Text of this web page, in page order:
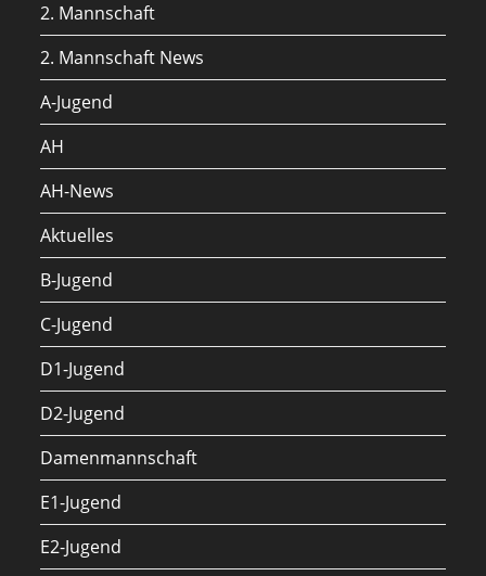
2. Mannschaft
2. Mannschaft News
A-Jugend
AH
AH-News
Aktuelles
B-Jugend
C-Jugend
D1-Jugend
D2-Jugend
Damenmannschaft
E1-Jugend
E2-Jugend